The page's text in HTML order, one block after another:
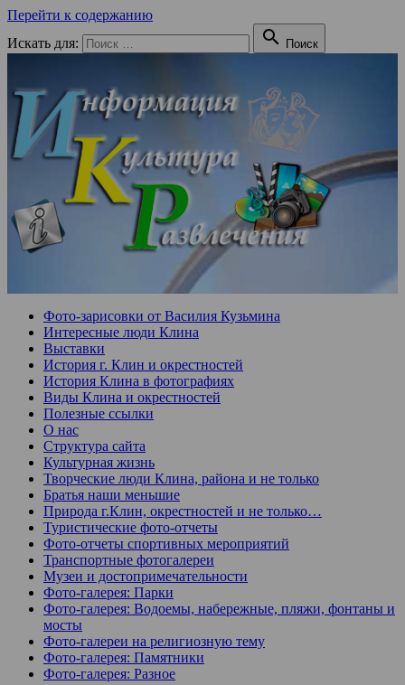
Перейти к содержанию
Искать для:
 Поиск
Фото-зарисовки от Василия Кузьмина
Интересные люди Клина
Выставки
История г. Клин и окрестностей
История Клина в фотографиях
Виды Клина и окрестностей
Полезные ссылки
О нас
Структура сайта
Культурная жизнь
Творческие люди Клина, района и не только
Братья наши меньшие
Природа г.Клин, окрестностей и не только…
Туристические фото-отчеты
Фото-отчеты спортивных мероприятий
Транспортные фотогалереи
Музеи и достопримечательности
Фото-галерея: Парки
Фото-галерея: Водоемы, набережные, пляжи, фонтаны и
мосты
Фото-галереи на религиозную тему
Фото-галерея: Памятники
Фото-галерея: Разное